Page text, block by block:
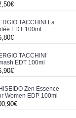
TACCHINI La
EDT 100ml
TACCHINI
EDT 100ml
Zen Essence
Women EDP 100ml